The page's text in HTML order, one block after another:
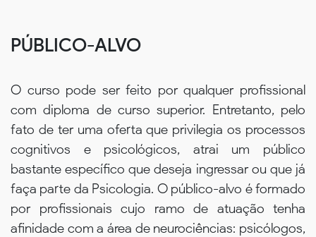
PÚBLICO-ALVO
O curso pode ser feito por qualquer profissional
com diploma de curso superior. Entretanto, pelo
fato de ter uma oferta que privilegia os processos
cognitivos e psicológicos, atrai um público
bastante específico que deseja ingressar ou que já
faça parte da Psicologia. O público-alvo é formado
por profissionais cujo ramo de atuação tenha
afinidade com a área de neurociências: psicólogos,